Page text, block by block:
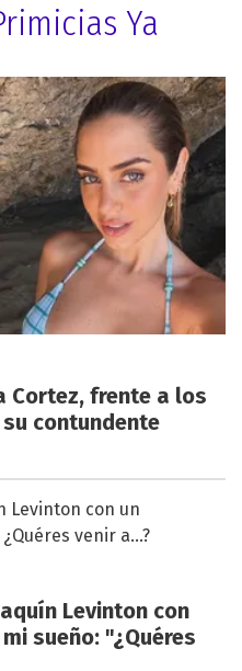
Ya
Cortez, frente a los
contundente
Levinton con
sueño: "¿Quéres